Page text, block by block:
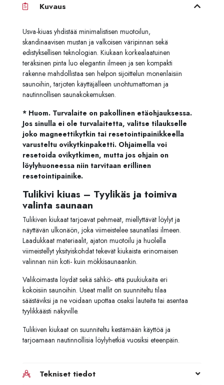
Kuvaus
Usva-kiuas yhdistää minimalistisen muotoilun,
skandinaavisen mustan ja valkoisen väripinnan sekä
edistyksellisen teknologian. Kiukaan korkealaatuinen
teräksinen pinta luo elegantin ilmeen ja sen kompakti
rakenne mahdollistaa sen helpon sijoittelun monenlaisiin
saunoihin, tarjoten käyttäjälleen unohtumattoman ja
nautinnollisen saunakokemuksen.
* Huom. Turvalaite on pakollinen etäohjauksessa.
Jos sinulla ei ole turvalaitetta, valitse tilaukselle
joko magneettikytkin tai resetointipainikkeella
varusteltu ovikytkinpaketti. Ohjaimella voi
resetoida ovikytkimen, mutta jos ohjain on
löylyhuoneessa niin tarvitaan erillinen
resetointipainike.
Tulikivi kiuas – Tyylikäs ja toimiva
valinta saunaan
Tulikiven kiukaat tarjoavat pehmeät, miellyttävät löylyt ja
näyttävän ulkonäön, joka viimeistelee saunatilasi ilmeen.
Laadukkaat materiaalit, ajaton muotoilu ja huolella
viimeistellyt yksityiskohdat tekevät kiukaista erinomaisen
valinnan niin koti- kuin mökkisaunaankin.
Valikoimasta löydät sekä sähkö- että puukiukaita eri
kokoisiin saunoihin. Useat mallit on suunniteltu tilaa
säästäviksi ja ne voidaan upottaa osaksi lauteita tai asentaa
tyylikkäästi näkyville.
Tulikiven kiukaat on suunniteltu kestämään käyttöä ja
tarjoamaan nautinnollisia löylyhetkiä vuosiksi eteenpäin.
Tekniset tiedot